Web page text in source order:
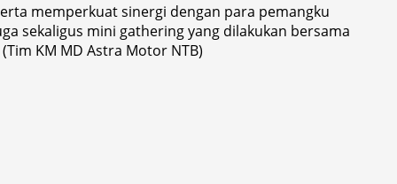
memperkuat sinergi dengan para pemangku
sekaligus mini gathering yang dilakukan bersama
KM MD Astra Motor NTB)